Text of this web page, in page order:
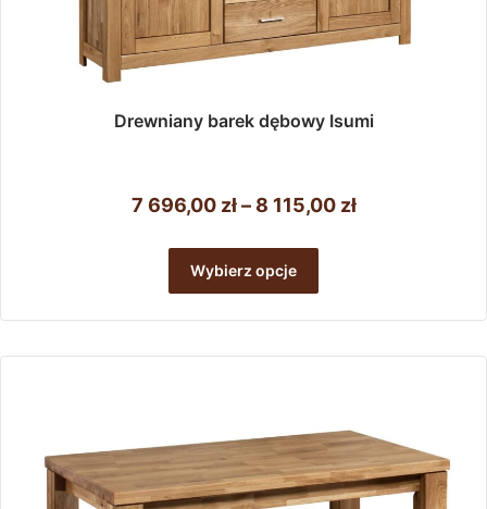
Drewniany barek dębowy Isumi
7 696,00 zł – 8 115,00 złZakres
696,00 zł
do
Wybierz opcje
ma
Opcje
na
stronie
produktu